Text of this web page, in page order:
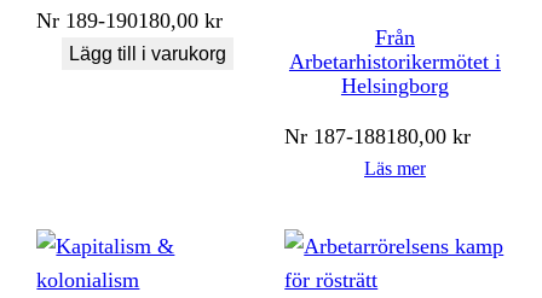
Nr 189-190180,00kr
Lägg till i varukorg
Från
Arbetarhistorikermötet i
Helsingborg
Nr 187-188180,00kr
Läs mer